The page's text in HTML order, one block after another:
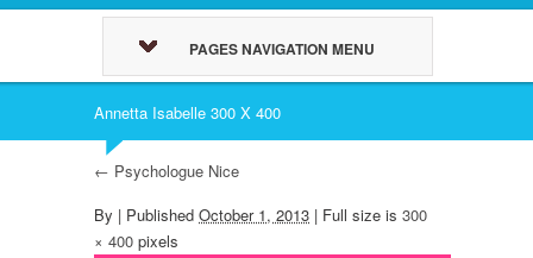
PAGES NAVIGATION MENU
Annetta Isabelle 300 X 400
← Psychologue Nice
By | Published October 1, 2013 | Full size is 300
× 400 pixels